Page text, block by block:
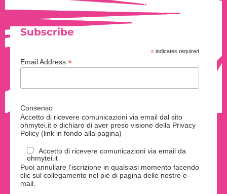
Subscribe
* indicates required
Email Address *
Consenso
Accetto di ricevere comunicazioni via email dal sito
ohmytei.it e dichiaro di aver preso visione della Privacy
Policy (link in fondo alla pagina)
Accetto di ricevere comunicazioni via email da
ohmytei.it
Puoi annullare l'iscrizione in qualsiasi momento facendo
clic sul collegamento nel piè di pagina delle nostre e-
mail.